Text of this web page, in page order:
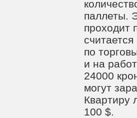
паллеты.
проходит
по
и на
24000
могут
100 $.